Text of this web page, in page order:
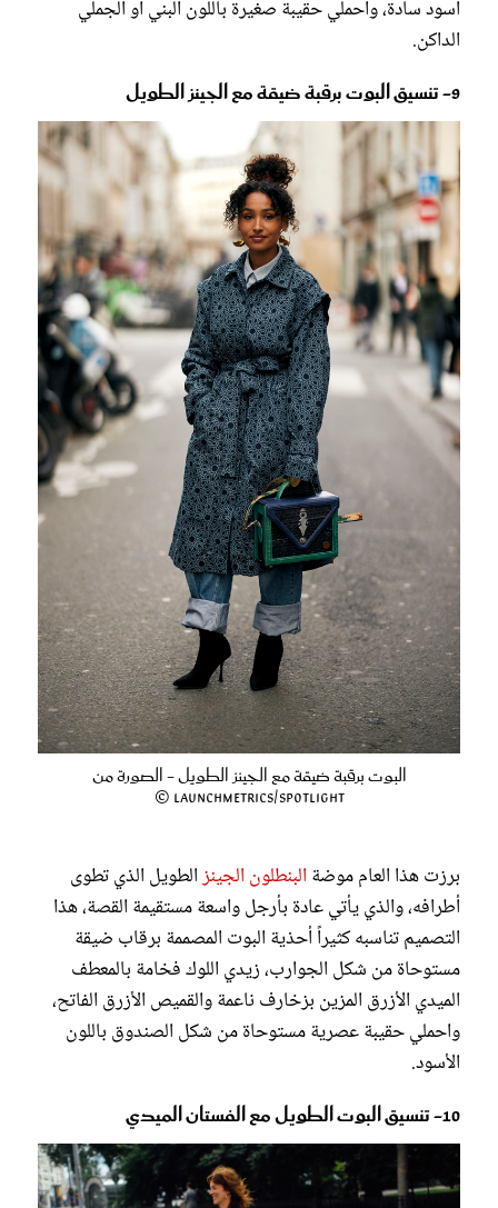
أسود سادة، واحملي حقيبة صغيرة باللون البني أو الجملي
الداكن.
9- تنسيق البوت برقبة ضيقة مع الجينز الطويل
البوت برقبة ضيقة مع الجينز الطويل - الصورة من
Launchmetrics/Spotlight ©
برزت هذا العام موضة البنطلون الجينزالطويل الذي تطوى
أطرافه، والذي يأتي عادة بأرجل واسعة مستقيمة القصة، هذا
التصميم تناسبه كثيراً أحذية البوت المصممة برقاب ضيقة
مستوحاة من شكل الجوارب، زيدي اللوك فخامة بالمعطف
الميدي الأزرق المزين بزخارف ناعمة والقميص الأزرق الفاتح،
واحملي حقيبة عصرية مستوحاة من شكل الصندوق باللون
الأسود.
10- تنسيق البوت الطويل مع الفستان الميدي